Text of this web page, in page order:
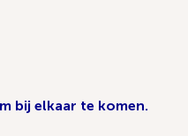
bij elkaar te komen.